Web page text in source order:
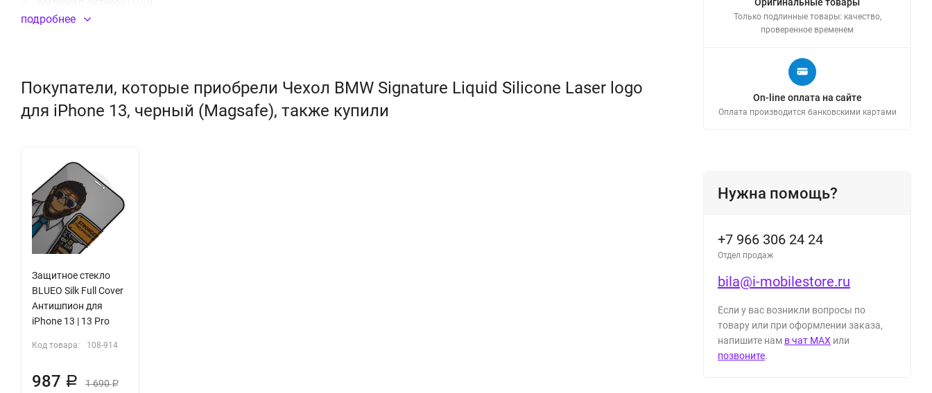
подробнее
Покупатели, которые приобрели Чехол BMW Signature Liquid Silicone Laser logo
для iPhone 13, черный (Magsafe), также купили
Защитное стекло
BLUEO Silk Full Cover
Антишпион для
iPhone 13 | 13 Pro
Код товара: 108-914
987 Р 1 690Р
Только подлинные товары: качество,
проверенное временем
On-line оплата на сайте
Оплата производится банковскими картами
Нужна помощь?
+7 966 306 24 24
Отдел продаж
bila@i-mobilestore.ru
Если у вас возникли вопросы по
товару или при оформлении заказа,
напишите нам в чат MAX или
позвоните.